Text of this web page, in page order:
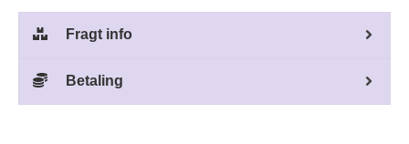
Fragt info
Betaling